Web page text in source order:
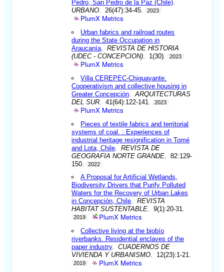
Pedro, San Pedro de la Paz (Chile)
URBANO . 26(47):34-45. 2023
PlumX Metrics
Urban fabrics and railroad routes
during the State Occupation in
Araucanía .REVISTA DE HISTORIA
(UDEC - CONCEPCION) . 1(30). 2023
PlumX Metrics
Villa CEREPEC-Chiguayante.
Cooperativism and collective housing in
Greater Concepción .ARQUITECTURAS
DEL SUR . 41(64):122-141. 2023
PlumX Metrics
Pieces of textile fabrics and territorial
systems of coal. : Experiences of
industrial heritage resignification in Tomé
and Lota, Chile .REVISTA DE
GEOGRAFIA NORTE GRANDE . 82:129-
150.
2022
A Proposal for Artificial Wetlands,
Biodiversity Drivers that Purify Polluted
Waters for the Recovery of Urban Lakes
in Concepción, Chile .REVISTA
HABITAT SUSTENTABLE . 9(1):20-31.
2019 PlumX Metrics
Collective living at the biobío
riverbanks. Residential enclaves of the
paper industry.CUADERNOS DE
VIVIENDA Y URBANISMO . 12(23):1-21.
2019 PlumX Metrics